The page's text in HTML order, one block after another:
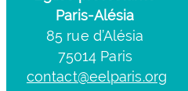
Paris-Alésia
85 rue d’Alésia
75014 Paris
contact@eelparis.org